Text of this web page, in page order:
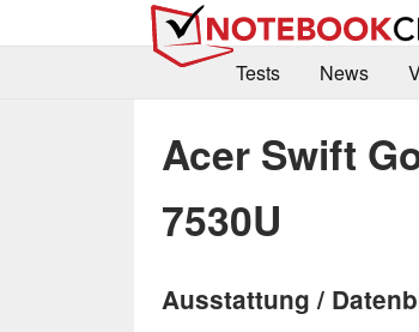
Tests
News
Acer Swift
7530U
Ausstattung /